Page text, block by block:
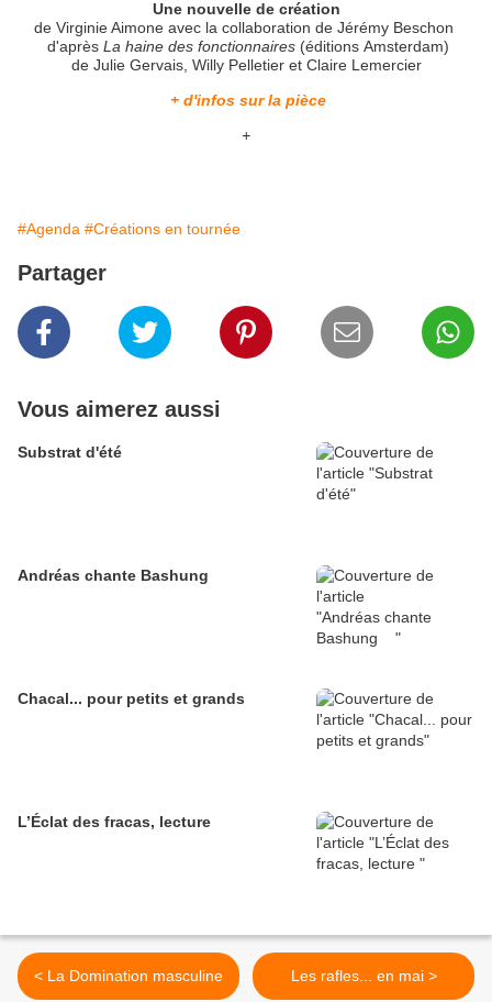
Une nouvelle de création
de Virginie Aimone avec la collaboration de Jérémy Beschon
d'après La haine des fonctionnaires (éditions Amsterdam)
de Julie Gervais, Willy Pelletier et Claire Lemercier
+ d'infos sur la pièce
+
#Agenda #Créations en tournée
Partager
Vous aimerez aussi
Substrat d'été
Andréas chante Bashung
Chacal... pour petits et grands
L’Éclat des fracas, lecture
< La Domination masculine Les rafles... en mai >